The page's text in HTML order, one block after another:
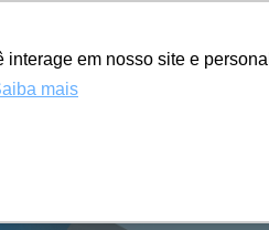
em nosso site e
maisPESQUISA